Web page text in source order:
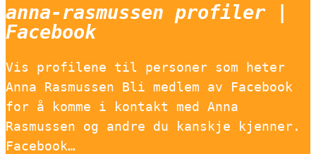
anna-rasmussen profiler |
Facebook
Vis profilene til personer som heter
Anna Rasmussen Bli medlem av Facebook
for å komme i kontakt med Anna
Rasmussen og andre du kanskje kjenner.
Facebook…